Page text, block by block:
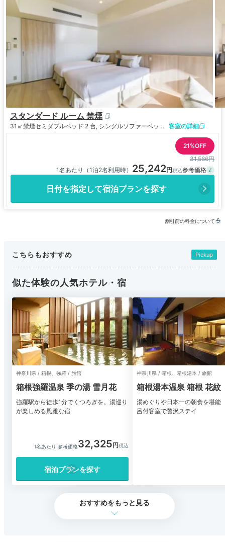
スタンダード ルーム 禁煙
31㎡禁煙 セミダブルベッド 2 台, シングルソファーベッド 1 台およびシングル布団 1 組 客室の詳細
21%OFF
31,566円
1名あたり（1泊2名利用時） 25,242
日付を指定して宿泊プランを探す
割引前の料金について
こちらもおすすめ Pickup
似た体験の人気ホテル・宿
神奈川県 / 箱根、強羅 / 旅館
箱根強羅温泉 季の湯 雪月花
強羅駅から徒歩1分でくつろぎを。湯巡り
が楽しめる風雅な宿
1名あたり 参考価格32,325
宿泊プランを探す
神奈川県 / 箱根、箱根湯本 / 旅館
箱根湯本温泉 箱根 花紋
湯めぐりや日本一の朝食を堪
呂付客室で贅沢ステイ
おすすめをもっと見る